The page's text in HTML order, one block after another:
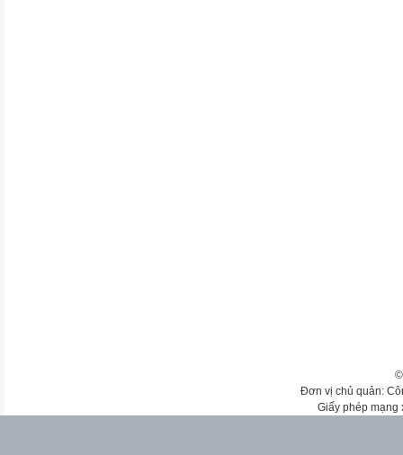
Đơn vị chủ quản:
Giấy phép mạng